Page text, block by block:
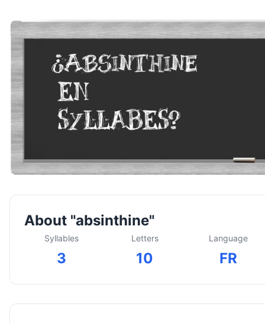
About "absinthine"
Syllables
3
Letters
10
Language
FR